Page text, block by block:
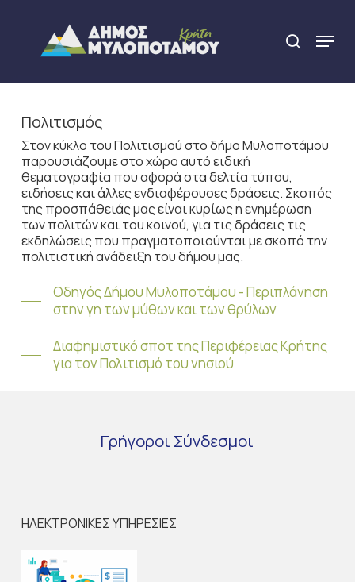
content
search
Menu
Πολιτισμός
Στον κύκλο του Πολιτισμού στο δήμο Μυλοποτάμου
παρουσιάζουμε στο χώρο αυτό ειδική
θεματογραφία που αφορά στα δελτία τύπου,
ειδήσεις και άλλες ενδιαφέρουσες δράσεις. Σκοπός
της προσπάθειάς μας είναι κυρίως η ενημέρωση
των πολιτών και του κοινού, για τις δράσεις τις
εκδηλώσεις που πραγματοποιούνται με σκοπό την
πολιτιστική ανάδειξη του δήμου μας.
Οδηγός Δήμου Μυλοποτάμου - Περιπλάνηση
στην γη των μύθων και των θρύλων
Διαφημιστικό σποτ της Περιφέρειας Κρήτης
για τον Πολιτισμό του νησιού
Γρήγοροι Σύνδεσμοι
ΗΛΕΚΤΡΟΝΙΚΕΣ ΥΠΗΡΕΣΙΕΣ
Close